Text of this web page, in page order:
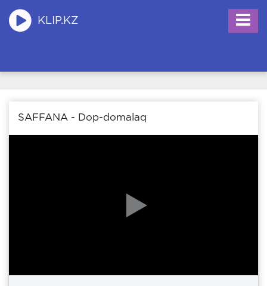
KLIP.KZ
SAFFANA - Dop-domalaq